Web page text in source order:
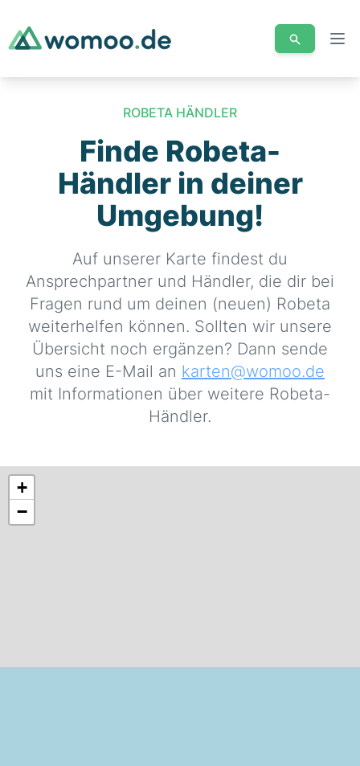
ROBETA HÄNDLER
Finde Robeta-
Händler in deiner
Umgebung!
Auf unserer Karte findest du
Ansprechpartner und Händler, die dir bei
Fragen rund um deinen (neuen) Robeta
weiterhelfen können. Sollten wir unsere
Übersicht noch ergänzen? Dann sende
uns eine E-Mail an karten@womoo.de
mit Informationen über weitere Robeta-
Händler.
+
−